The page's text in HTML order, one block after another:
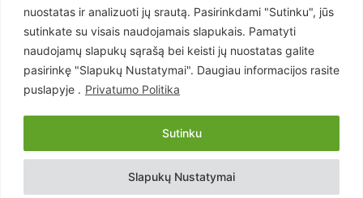
nuostatas ir analizuoti jų srautą. Pasirinkdami "Sutinku", jūs
sutinkate su visais naudojamais slapukais. Pamatyti
naudojamų slapukų sąrašą bei keisti jų nuostatas galite
pasirinkę "Slapukų Nustatymai". Daugiau informacijos rasite
puslapyje . Privatumo Politika
Slapukų Nustatymai
Sutinku
Lietuva
619
Pasaulis
Статьи на русском
Articles in english
Copyright © 2026 UAB „Goruva“. Visos teisės saugomos.